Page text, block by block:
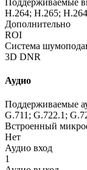
H.264; H.265;
Дополнительно
ROI
Система
3D DNR
Аудио
Поддерживаемые
G.711; G.722.1;
Встроенный
Нет
Аудио вход
1